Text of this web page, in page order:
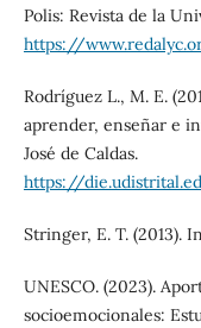
Polis: Revista de la
https://
Rodríguez L., M. E.
aprender, enseñar e
José de Caldas.
https://
Stringer, E. T. (2013).
UNESCO. (2023).
socioemocionales: